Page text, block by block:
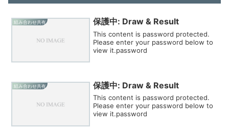
組み合わせ共有 保護中: Draw & Result
This content is password protected.
Please enter your password below to
view it.password
組み合わせ共有 保護中: Draw & Result
This content is password protected.
Please enter your password below to
view it.password